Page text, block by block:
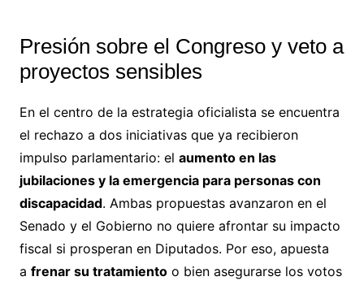
Presión sobre el Congreso y veto a
proyectos sensibles
En el centro de la estrategia oficialista se encuentra
el rechazo a dos iniciativas que ya recibieron
impulso parlamentario: el aumento en las
jubilaciones y la emergencia para personas con
discapacidad. Ambas propuestas avanzaron en el
Senado y el Gobierno no quiere afrontar su impacto
fiscal si prosperan en Diputados. Por eso, apuesta
a frenar su tratamientoo bien asegurarse los votos